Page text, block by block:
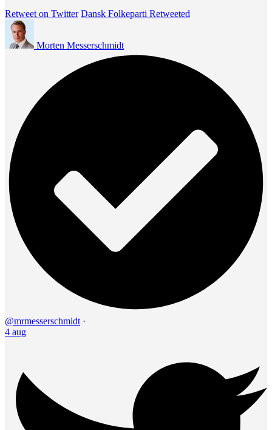
Retweet on Twitter Dansk Folkeparti Retweeted
Morten Messerschmidt
@mrmesserschmidt ·
4 aug